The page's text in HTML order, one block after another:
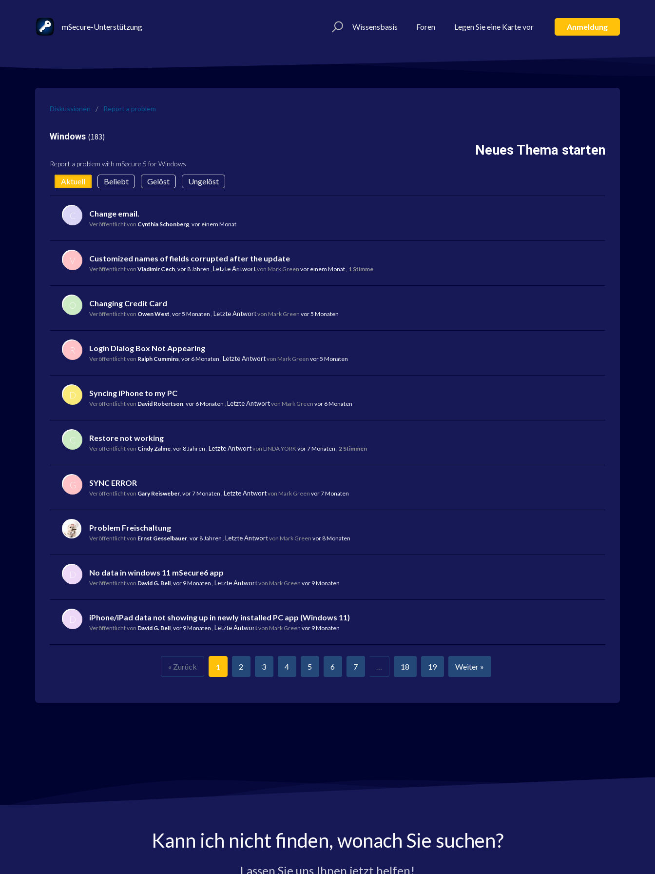
mSecure-Unterstützung Wissensbasis Foren Legen Sie eine Karte vor Anmeldung
Diskussionen Report a problem
Windows 183
Neues Thema starten
Report a problem with mSecure 5 for Windows
Aktuell Beliebt Gelöst Ungelöst
C Change email.
Veröffentlicht von Cynthia Schonberg, vor einem Monat
V Customized names of fields corrupted after the update
Veröffentlicht von Vladimir Cech, vor 8 Jahren , Letzte Antwortvon Mark Green vor einem Monat, 1 Stimme
O Changing Credit Card
Veröffentlicht von Owen West, vor 5 Monaten , Letzte Antwortvon Mark Green vor 5 Monaten
R Login Dialog Box Not Appearing
Veröffentlicht von Ralph Cummins, vor 6 Monaten , Letzte Antwortvon Mark Green vor 5 Monaten
D Syncing iPhone to my PC
Veröffentlicht von David Robertson, vor 6 Monaten , Letzte Antwortvon Mark Green vor 6 Monaten
C Restore not working
Veröffentlicht von Cindy Zalme, vor 8 Jahren , Letzte Antwortvon LINDA YORKvor 7 Monaten , 2 Stimmen
G SYNC ERROR
Veröffentlicht von Gary Reisweber, vor 7 Monaten , Letzte Antwortvon Mark Green vor 7 Monaten
Problem Freischaltung
Veröffentlicht von Ernst Gesselbauer, vor 8 Jahren , Letzte Antwortvon Mark Green vor 8 Monaten
D No data in windows 11 mSecure6 app
Veröffentlicht von David G. Bell, vor 9 Monaten , Letzte Antwortvon Mark Green vor 9 Monaten
D iPhone/iPad data not showing up in newly installed PC app (Windows 11)
Veröffentlicht von David G. Bell, vor 9 Monaten , Letzte Antwortvon Mark Green vor 9 Monaten
« Zurück 1 2 3 4 5 6 7 … 18 19 Weiter »
Kann ich nicht finden, wonach Sie suchen?
Lassen Sie uns Ihnen jetzt helfen!